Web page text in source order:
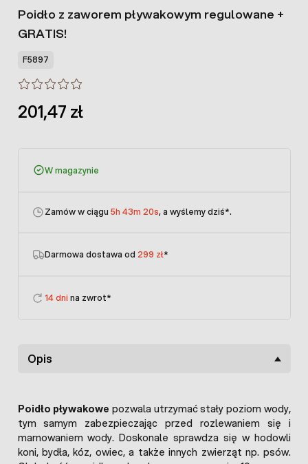
Poidło z zaworem pływakowym regulowane +
GRATIS!
F5897
201,47 zł
W magazynie
Zamów w ciągu 5h 43m 20s, a wyślemy dziś*.
Darmowa dostawa od 299 zł*
14 dni na zwrot*
Opis
Poidło pływakowe pozwala utrzymać stały poziom wody,
tym samym zabezpieczając przed rozlewaniem się i
marnowaniem wody. Doskonale sprawdza się w hodowli
koni, bydła, kóz, owiec, a także innych zwierząt np. psów.